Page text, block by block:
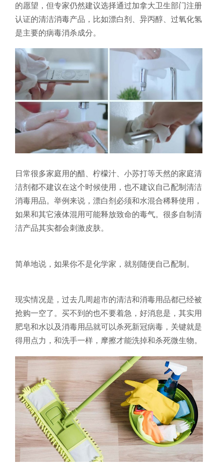
的愿望，但专家仍然建议选择通过加拿大卫生部门注册
认证的清洁消毒产品，比如漂白剂、异丙醇、过氧化氢
是主要的病毒消杀成分。
日常很多家庭用的醋、柠檬汁、小苏打等天然的家庭清
洁剂都不建议在这个时候使用，也不建议自己配制清洁
消毒用品。举例来说，漂白剂必须和水混合稀释使用，
如果和其它液体混用可能释放致命的毒气。很多自制清
洁产品其实都会刺激皮肤。
简单地说，如果你不是化学家，就别随便自己配制。
现实情况是，过去几周超市的清洁和消毒用品都已经被
抢购一空了。买不到的也不要着急，好消息是，其实用
肥皂和水以及消毒用品就可以杀死新冠病毒，关键就是
得用点力，和洗手一样，摩擦才能洗掉和杀死微生物。